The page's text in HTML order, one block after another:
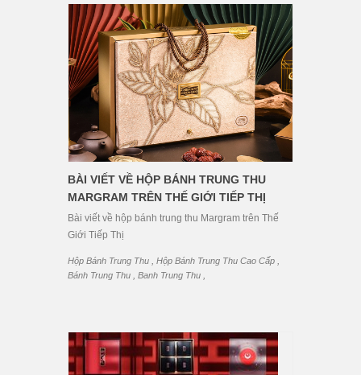
BÀI VIẾT VỀ HỘP BÁNH TRUNG THU
MARGRAM TRÊN THẾ GIỚI TIẾP THỊ
Bài viết về hộp bánh trung thu Margram trên Thế
Giới Tiếp Thị
Hộp Bánh Trung Thu Hộp Bánh Trung Thu Cao Cấp
Bánh Trung Thu Banh Trung Thu